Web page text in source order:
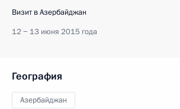
Визит в Азербайджан
12 − 13 июня 2015 года
География
Азербайджан